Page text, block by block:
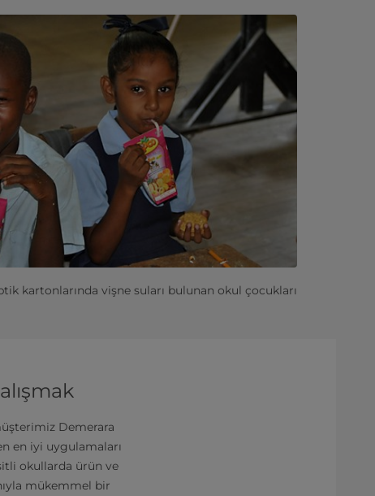
kartonlarında vişne suları bulunan okul çocukları
Demerara
en iyi uygulamaları
okullarda ürün ve
mükemmel bir